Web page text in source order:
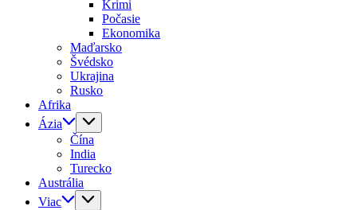
Krimi
Počasie
Ekonomika
Maďarsko
Švédsko
Ukrajina
Rusko
Afrika
Ázia
Čína
India
Turecko
Austrália
Viac